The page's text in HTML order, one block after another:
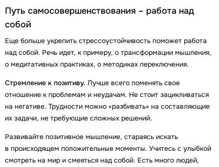
Путь самосовершенствования – работа над
собой
Еще больше укрепить стрессоустойчивость поможет работа
над собой. Речь идет, к примеру, о трансформации мышления,
о медитативных практиках, о методиках переключения.
Стремление к позитиву. Лучше всего поменять свое
отношение к проблемам и неудачам. Не стоит зацикливаться
на негативе. Трудности можно «разбивать» на составляющие
их задачи, не требующие сложных решений.
Развивайте позитивное мышление, стараясь искать
в происходящем положительные моменты. Учитесь с улыбкой
смотреть на мир и смеяться над собой. Есть много людей,